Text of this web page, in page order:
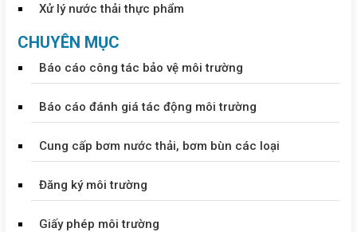
Xử lý nước thải thực phẩm
CHUYÊN MỤC
Báo cáo công tác bảo vệ môi trường
Báo cáo đánh giá tác động môi trường
Cung cấp bơm nước thải, bơm bùn các loại
Đăng ký môi trường
Giấy phép môi trường